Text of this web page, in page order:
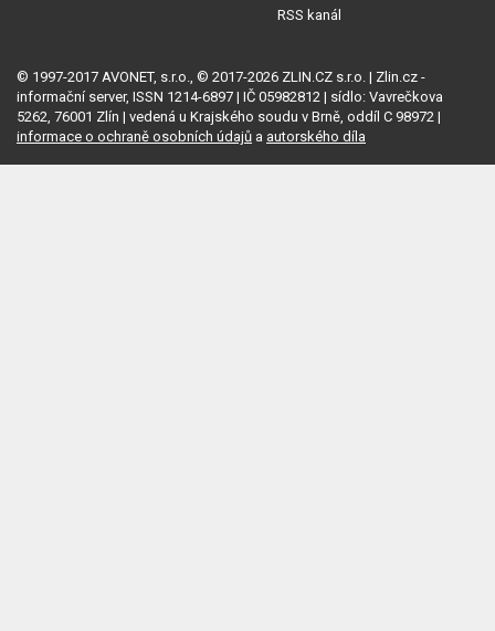
RSS kanál
© 1997-2017 AVONET, s.r.o., © 2017-2026 ZLIN.CZ s.r.o. | Zlin.cz -
informační server, ISSN 1214-6897 | IČ 05982812 | sídlo: Vavrečkova
5262, 76001 Zlín | vedená u Krajského soudu v Brně, oddíl C 98972 |
informace o ochraně osobních údajů a autorského díla